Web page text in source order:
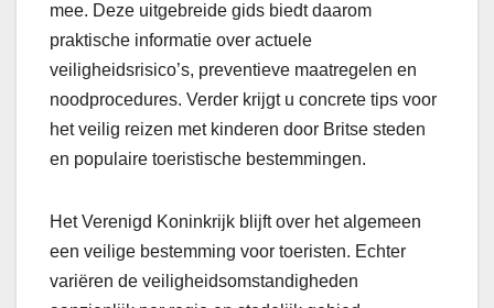
mee. Deze uitgebreide gids biedt daarom
praktische informatie over actuele
veiligheidsrisico’s, preventieve maatregelen en
noodprocedures. Verder krijgt u concrete tips voor
het veilig reizen met kinderen door Britse steden
en populaire toeristische bestemmingen.
Het Verenigd Koninkrijk blijft over het algemeen
een veilige bestemming voor toeristen. Echter
variëren de veiligheidsomstandigheden